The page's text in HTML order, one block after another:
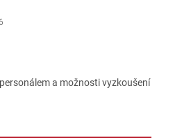
je 5 z 5 hvězdiček.
a možnosti vyzkoušení